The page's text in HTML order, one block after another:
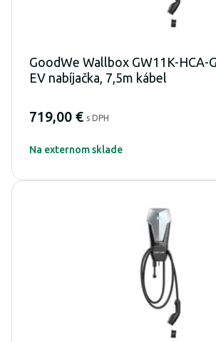
GoodWe Wallbox GW11K-HCA-
EV nabíjačka, 7,5m kábel
719,00 € s DPH
Na externom sklade